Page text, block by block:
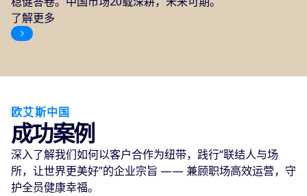
了解更多
欧艾斯中国
成功案例
深入了解我们如何以客户合作为纽带，践行“联结人与场
所，让世界更美好”的企业宗旨 —— 兼顾职场高效运营，守
护全员健康幸福。